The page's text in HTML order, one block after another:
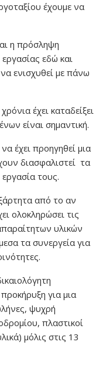
έχουμε να
η πρόσληψη
εδώ και
ενισχυθεί με πάνω
έχει καταδείξει
είναι σημαντική.
έχει προηγηθεί μια
διασφαλιστεί τα
τους.
από το αν
ολοκληρώσει τις
υλικών
τα συνεργεία για
για μια
ψυχρή
πλαστικοί
μόλις στις 13